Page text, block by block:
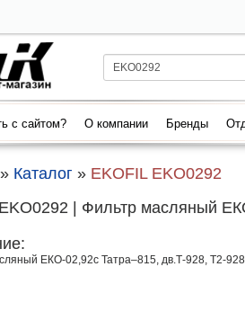
с сайтом? О компании Бренды
» Каталог » EKOFIL EKO0292
| Фильтр масляный
ЕКО-02,92с Татра–815, дв.Т-928, Т2-